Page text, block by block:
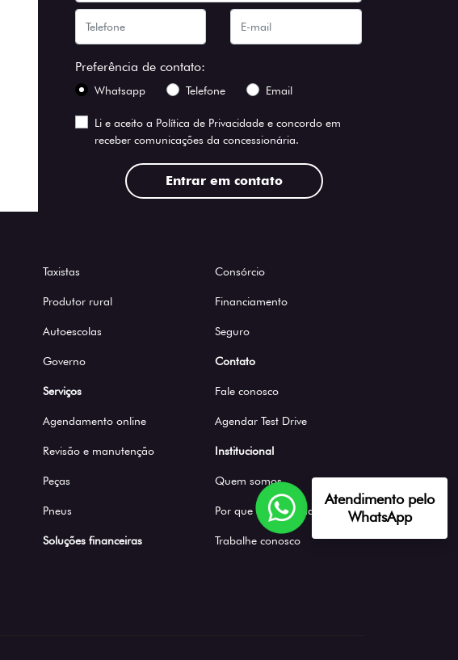
Preferência de contato:
Whatsapp Telefone Email
Li e aceito a Política de Privacidadee concordo em
receber comunicações da concessionária.
Entrar em contato
Taxistas
Produtor rural
Autoescolas
Governo
Serviços
Agendamento online
Revisão e manutenção
Peças
Pneus
Soluções financeiras
Consórcio
Financiamento
Seguro
Contato
Fale conosco
Agendar Test Drive
Institucional
Quem somos
Por que comprar na Saga
Trabalhe conosco
Atendimento pelo
WhatsApp